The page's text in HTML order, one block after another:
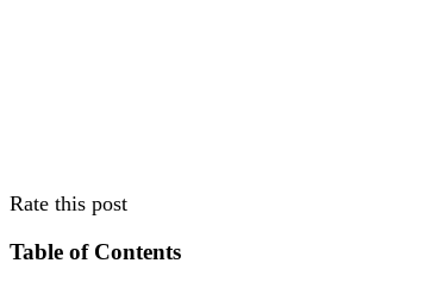
Rate this post
Table of Contents